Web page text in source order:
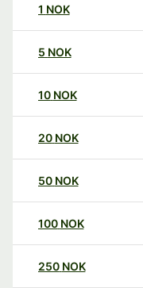
1 NOK
5 NOK
10 NOK
20 NOK
50 NOK
100 NOK
250 NOK